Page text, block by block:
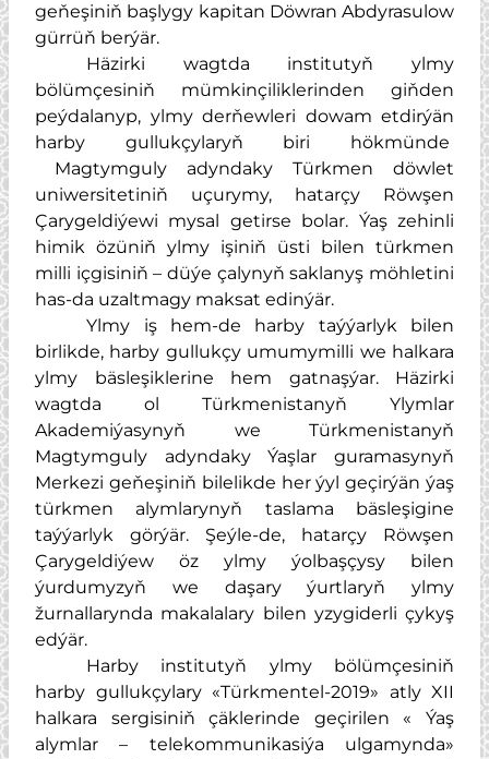
geňeşiniň başlygy kapitan Döwran Abdyrasulow
gürrüň berýär.
Häzirki wagtda institutyň ylmy
bölümçesiniň mümkinçiliklerinden giňden
peýdalanyp, ylmy derňewleri dowam etdirýän
harby gullukçylaryň biri hökmünde
Magtymguly adyndaky Türkmen döwlet
uniwersitetiniň uçurymy, hatarçy Röwşen
Çarygeldiýewi mysal getirse bolar. Ýaş zehinli
himik özüniň ylmy işiniň üsti bilen türkmen
milli içgisiniň – düýe çalynyň saklanyş möhletini
has-da uzaltmagy maksat edinýär.
Ylmy iş hem-de harby taýýarlyk bilen
birlikde, harby gullukçy umumymilli we halkara
ylmy bäsleşiklerine hem gatnaşýar. Häzirki
wagtda ol Türkmenistanyň Ylymlar
Akademiýasynyň we Türkmenistanyň
Magtymguly adyndaky Ýaşlar guramasynyň
Merkezi geňeşiniň bilelikde her ýyl geçirýän ýaş
türkmen alymlarynyň taslama bäsleşigine
taýýarlyk görýär. Şeýle-de, hatarçy Röwşen
Çarygeldiýew öz ylmy ýolbaşçysy bilen
ýurdumyzyň we daşary ýurtlaryň ylmy
žurnallarynda makalalary bilen yzygiderli çykyş
edýär.
Harby institutyň ylmy bölümçesiniň
harby gullukçylary «Türkmentel-2019» atly XII
halkara sergisiniň çäklerinde geçirilen « Ýaş
alymlar – telekommunikasiýa ulgamynda»